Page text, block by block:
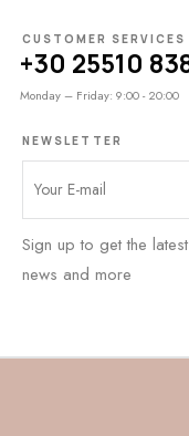
CUSTOMER SERVICES
+30 25510
Monday – Friday: 9:00 - 20:00
NEWSLETTER
Sign up to get the
news and more